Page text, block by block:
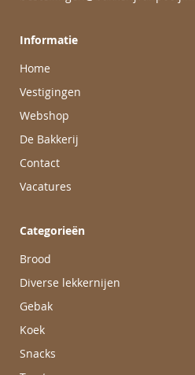
Informatie
Home
Vestigingen
Webshop
De Bakkerij
Contact
Vacatures
Categorieën
Brood
Diverse lekkernijen
Gebak
Koek
Snacks